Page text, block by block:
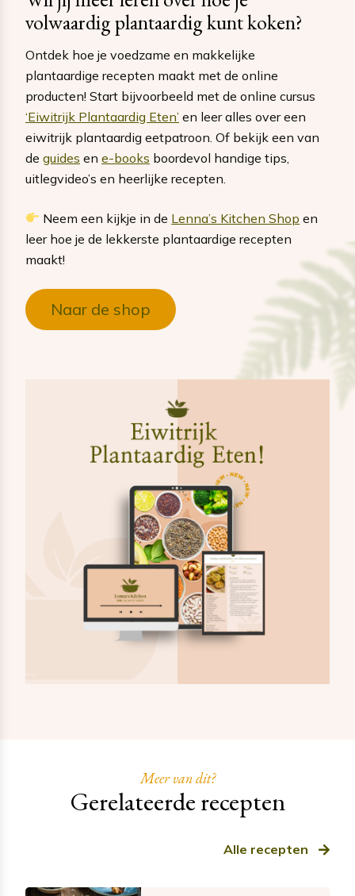
volwaardig plantaardig kunt koken?
Ontdek hoe je voedzame en makkelijke
plantaardige recepten maakt met de online
producten! Start bijvoorbeeld met de online cursus
‘Eiwitrijk Plantaardig Eten’ en leer alles over een
eiwitrijk plantaardig eetpatroon. Of bekijk een van
de guides en e-books boordevol handige tips,
uitlegvideo’s en heerlijke recepten.
Neem een kijkje in de Lenna’s Kitchen Shop en
leer hoe je de lekkerste plantaardige recepten
maakt!
Naar de shop
Meer van dit?
Gerelateerde recepten
Alle recepten